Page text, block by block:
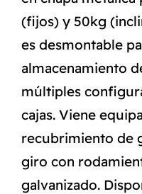
(fijos) y 50kg
es desmontable
almacenamiento
múltiples
cajas. Viene
recubrimiento de
giro con
galvanizado.